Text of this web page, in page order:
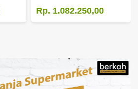
Rp. 1.082.250,00